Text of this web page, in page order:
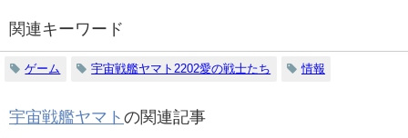
関連キーワード
ゲーム 宇宙戦艦ヤマト2202愛の戦士たち 情報
宇宙戦艦ヤマト の関連記事